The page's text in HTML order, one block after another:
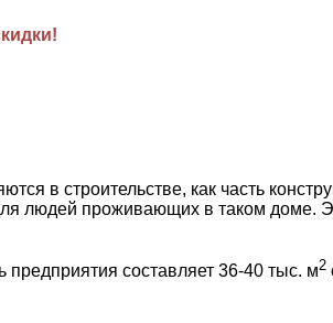
в строительстве, как часть
людей проживающих в таком доме.
составляет 36-40 тыс. м2